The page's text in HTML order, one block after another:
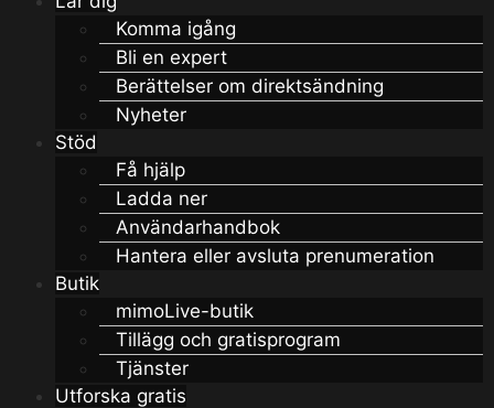
Komma igång
Bli en expert
Berättelser om direktsändning
Nyheter
Stöd
Få hjälp
Ladda ner
Användarhandbok
Hantera eller avsluta prenumeration
Butik
mimoLive-butik
Tillägg och gratisprogram
Tjänster
Utforska gratis